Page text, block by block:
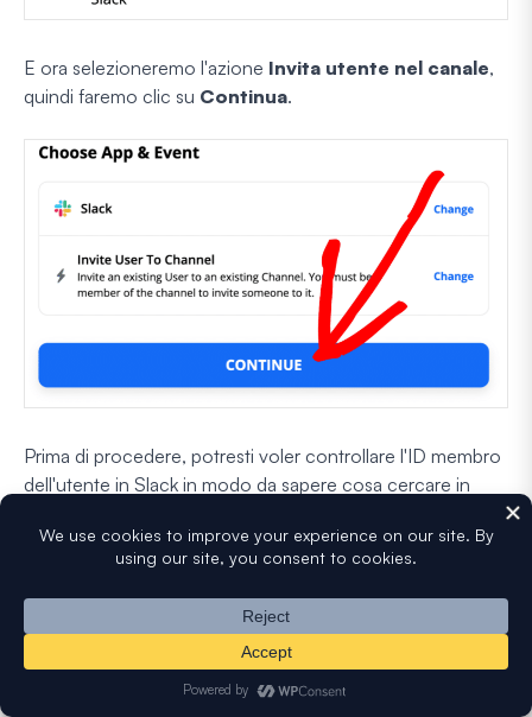
E ora selezioneremo l'azione Invita utente nel canale,
quindi faremo clic su Continua.
Prima di procedere, potresti voler controllare l'ID membro
dell'utente in Slack in modo da sapere cosa cercare in
Per fare ciò, fai clic suVisualizza profiloper l'utente e
quindi fai clic sull'iconaAltro.